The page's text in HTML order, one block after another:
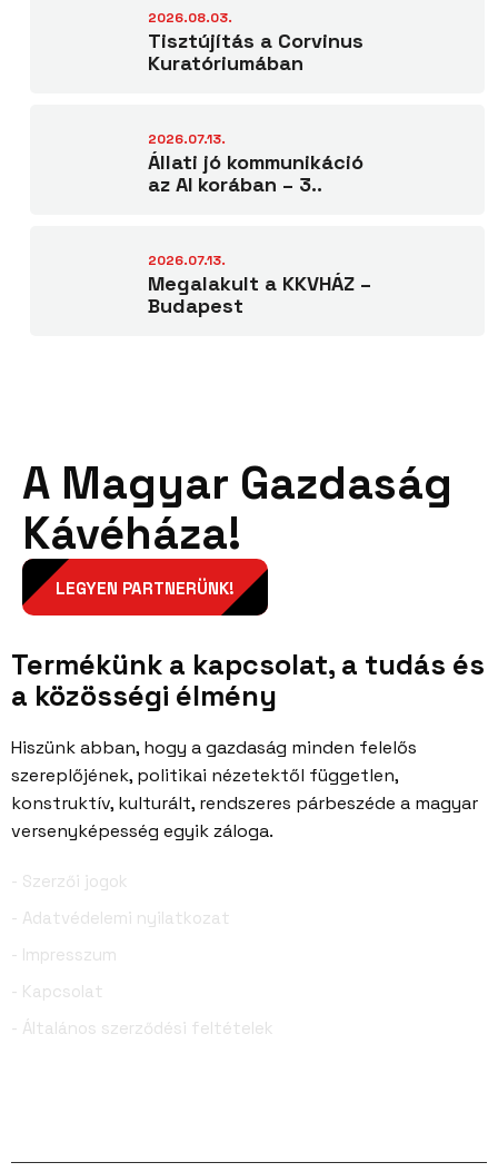
2026.08.03.
Tisztújítás a Corvinus
Kuratóriumában
2026.07.13.
Állati jó kommunikáció
az AI korában – 3..
2026.07.13.
Megalakult a KKVHÁZ –
Budapest
A Magyar Gazdaság
Kávéháza!
LEGYEN PARTNERÜNK!
Termékünk a kapcsolat, a tudás és
a közösségi élmény
Hiszünk abban, hogy a gazdaság minden felelős
szereplőjének, politikai nézetektől független,
konstruktív, kulturált, rendszeres párbeszéde a magyar
versenyképesség egyik záloga.
- Szerzői jogok
- Adatvédelemi nyilatkozat
- Impresszum
- Kapcsolat
- Általános szerződési feltételek